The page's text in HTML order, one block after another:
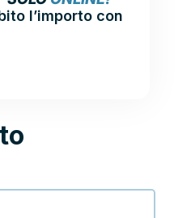
l’importo con